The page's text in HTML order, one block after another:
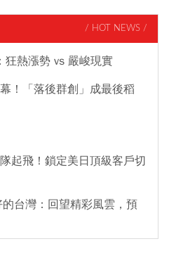
/ HOT NEWS /
熱漲勢 vs 嚴峻現實
！「落後群創」成最後稻
起飛！鎖定美日頂級客戶切
台灣：回望精彩風雲，預